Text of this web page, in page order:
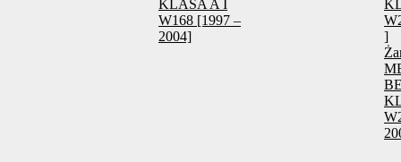
KLASA A I
W168 [1997 –
2004]
]